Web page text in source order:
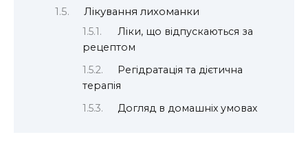
Лікування лихоманки
Ліки, що відпускаються за
рецептом
Регідратація та дієтична
терапія
Догляд в домашніх умовах